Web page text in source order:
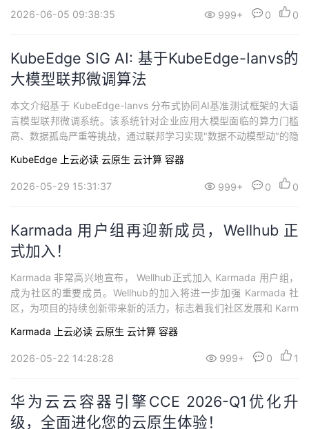
面进行了增强。
2026-06-05 09:38:35 999+ 0 0
KubeEdge SIG AI: 基于KubeEdge-Ianvs的
大模型联邦微调算法
本文介绍基于 KubeEdge-Ianvs 分布式协同AI基准测试框架的大语
言模型联邦微调系统。该系统针对企业应用大模型面临的算力门槛
高、数据孤岛严重等挑战，通过联邦学习实现"数据不动模型动"的隐
KubeEdge 上云必读 云原生 云计算 容器
2026-05-29 15:31:37 999+ 0 0
Karmada 用户组再迎新成员，Wellhub 正
式加入！
Karmada 非常高兴地宣布， Wellhub正式加入 Karmada 用户组，
成为社区的重要成员。Wellhub的加入将进一步加强 Karmada 社
区，为项目的持续创新带来新的活力，标志着我们社区发展和 Karm
Karmada 上云必读 云原生 云计算 容器
2026-05-22 14:28:28 999+ 0 1
华为云云容器引擎CCE 2026-Q1优化升
级，全面进化您的云原生体验！